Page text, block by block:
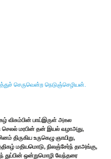
செருவென்ற நெடுஞ்செழியன்.
விசும்பின் பாய்இருள் அகல
மரபின் தன் இயல் வழாஅது,
திருகிய உருகெழு ஞாயிறு,
மதியமொடு, நிலஞ்சேர்ந் தாஅங்கு,
துப்பின் ஒன்றுமொழி வேந்தரை